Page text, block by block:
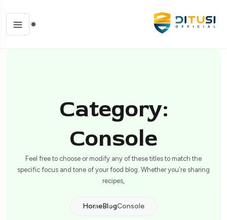
Category:
Console
Feel free to choose or modify any of these titles to match the
specific focus and tone of your food blog. Whether you're sharing
recipes,
HomeBlogConsole